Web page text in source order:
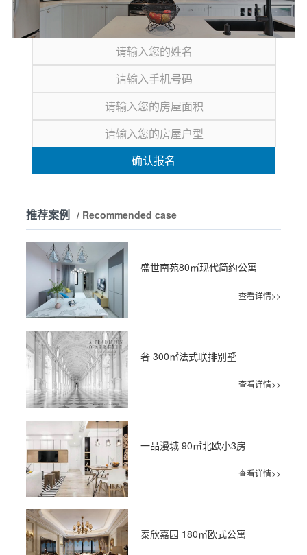
确认报名
推荐案例 / Recommended case
盛世南苑80㎡现代简约公寓
查看详情>>
奢 300㎡法式联排别墅
查看详情>>
一品漫城 90㎡北欧小3房
查看详情>>
泰欣嘉园 180㎡欧式公寓